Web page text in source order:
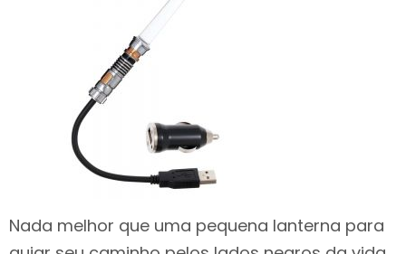
Nada melhor que uma pequena lanterna para